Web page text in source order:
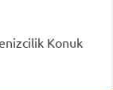
Konuk